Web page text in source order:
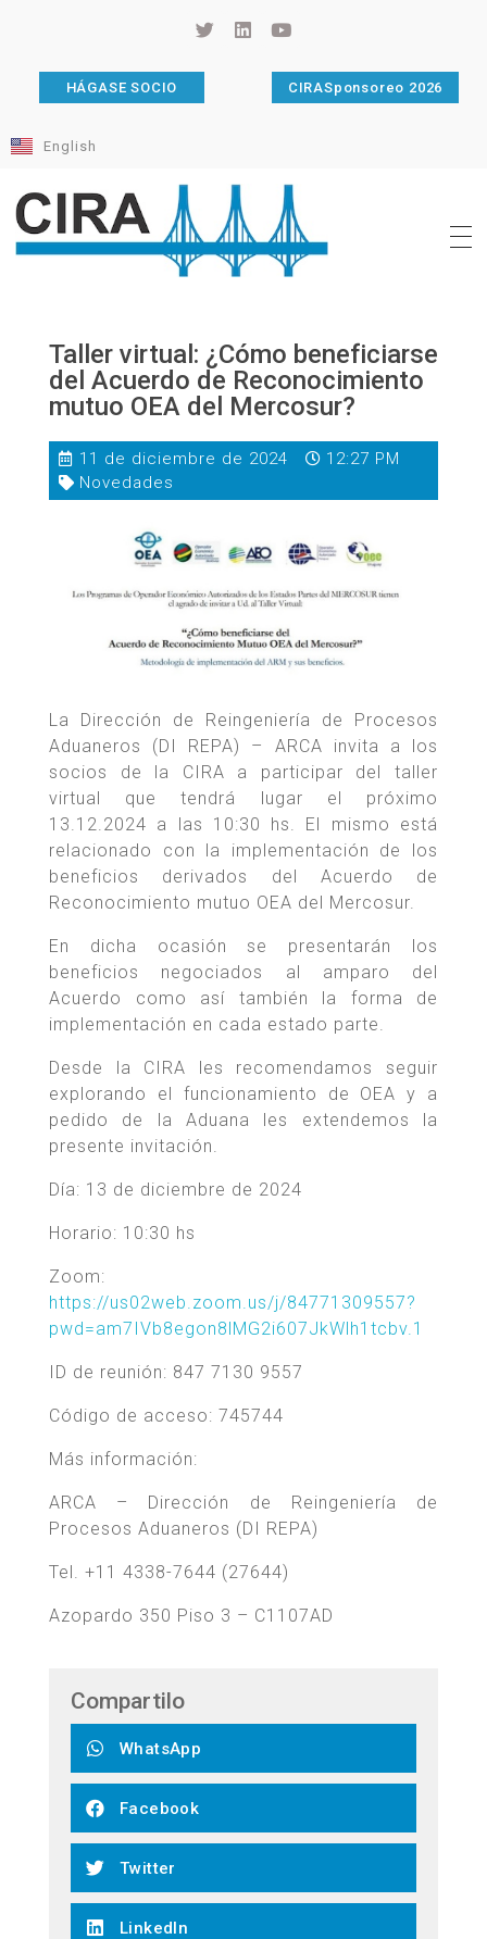
HÁGASE SOCIO CIRASponsoreo 2026
English
Taller virtual: ¿Cómo beneficiarse
del Acuerdo de Reconocimiento
mutuo OEA del Mercosur?
11 de diciembre de 2024
12:27 PM
Novedades
La Dirección de Reingeniería de Procesos
Aduaneros (DI REPA) – ARCA invita a los
socios de la CIRA a participar del taller
virtual que tendrá lugar el próximo
13.12.2024 a las 10:30 hs. El mismo está
relacionado con la implementación de los
beneficios derivados del Acuerdo de
Reconocimiento mutuo OEA del Mercosur.
En dicha ocasión se presentarán los
beneficios negociados al amparo del
Acuerdo como así también la forma de
implementación en cada estado parte.
Desde la CIRA les recomendamos seguir
explorando el funcionamiento de OEA y a
pedido de la Aduana les extendemos la
presente invitación.
Día: 13 de diciembre de 2024
Horario: 10:30 hs
Zoom:
https://us02web.zoom.us/j/84771309557?
pwd=am7IVb8egon8lMG2i607JkWlh1tcbv.1
ID de reunión: 847 7130 9557
Código de acceso: 745744
Más información:
ARCA – Dirección de Reingeniería de
Procesos Aduaneros (DI REPA)
Tel. +11 4338-7644 (27644)
Azopardo 350 Piso 3 – C1107AD
Compartilo
WhatsApp
Facebook
Twitter
LinkedIn